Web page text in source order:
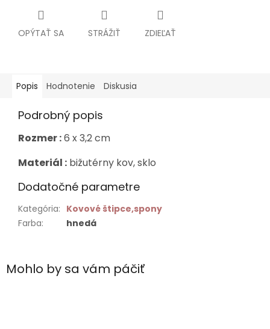
OPÝTAŤ SA STRÁŽIŤ ZDIEĽAŤ
Mohlo by sa vám páčiť
Popis Hodnotenie Diskusia
Podrobný popis
Rozmer :6 x 3,2 cm
Materiál : bižutérny kov, sklo
Dodatočné parametre
Kategória: Kovové štipce,spony
Farba: hnedá